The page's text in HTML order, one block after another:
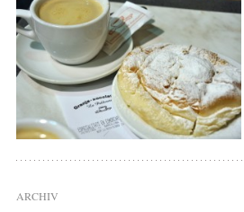
ARCHIV